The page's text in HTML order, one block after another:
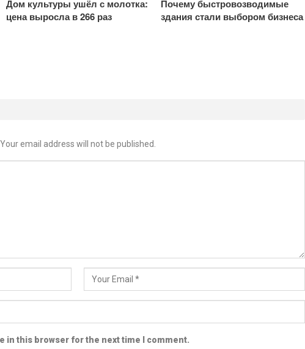
Дом культуры ушёл с молотка:
цена выросла в 266 раз
Почему быстровозводимые
здания стали выбором бизнеса
Your email address will not be published.
in this browser for the next time I comment.